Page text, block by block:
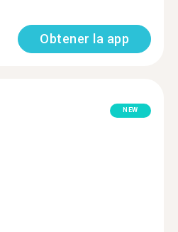
Obtener la app
NEW